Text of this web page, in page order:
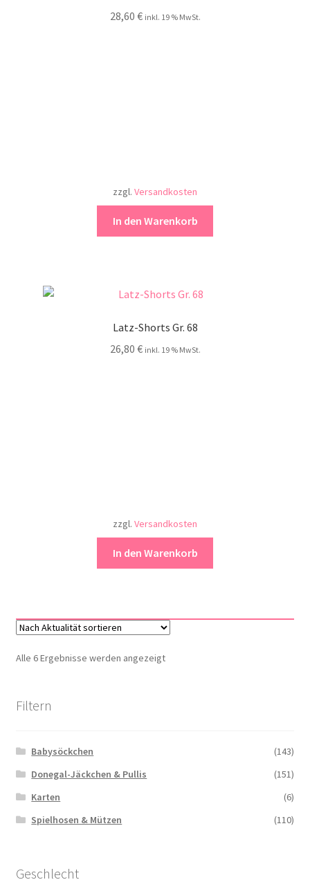
28,60 € inkl. 19 % MwSt.
zzgl. Versandkosten
In den Warenkorb
Latz-Shorts Gr. 68
26,80 € inkl. 19 % MwSt.
zzgl. Versandkosten
In den Warenkorb
Alle 6 Ergebnisse werden angezeigtNach
Filtern
Babysöckchen
(143)
Donegal-Jäckchen & Pullis
(151)
Karten
(6)
Spielhosen & Mützen
(110)
Geschlecht